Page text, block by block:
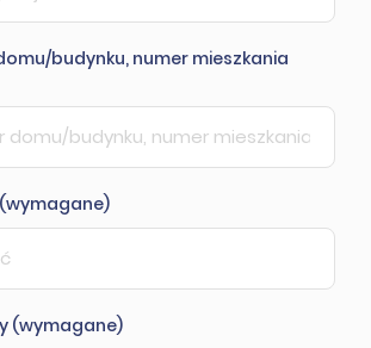
budynku, numer mieszkania
(wymagane)